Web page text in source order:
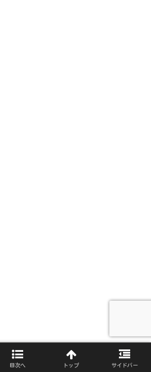
目次へ トップ サイドバー